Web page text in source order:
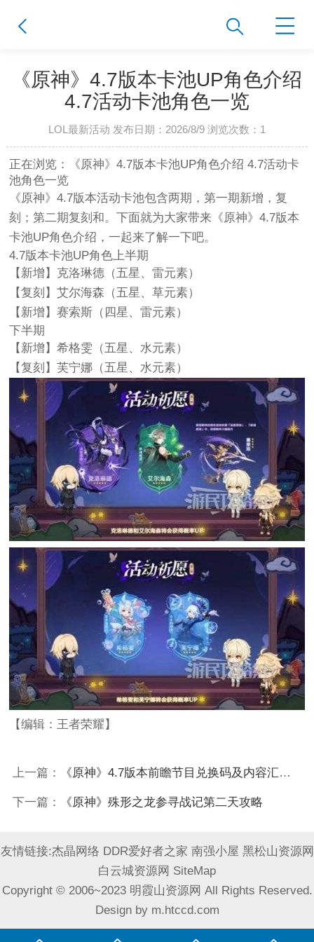
《原神》4.7版本卡池UP角色介绍
4.7活动卡池角色一览
LOL最新活动 发布日期：2026/8/9 浏览次数： 1
正在浏览：《原神》4.7版本卡池UP角色介绍 4.7活动卡
池角色一览
《原神》4.7版本活动卡池包含两期，第一期新增，复
刻；第二期复刻和。下面就为大家带来《原神》4.7版本
卡池UP角色介绍，一起来了解一下吧。
4.7版本卡池UP角色上半期
【新增】克洛琳德（五星、雷元素）
【复刻】艾尔海森（五星、草元素）
【新增】赛索斯（四星、雷元素）
下半期
【新增】希格雯（五星、水元素）
【复刻】芙宁娜（五星、水元素）
【编辑：王者荣耀】
上一篇： 《原神》4.7版本前瞻节目兑换码及内容汇总 原神4.7更新了什么
下一篇： 《原神》殊形之龙参寻战记第二天攻略
友情链接:杰晶网络 DDR爱好者之家 南强小屋 黑松山资源网
白云城资源网 SiteMap
Copyright © 2006~2023 明霞山资源网 All Rights Reserved.
Design by m.htccd.com